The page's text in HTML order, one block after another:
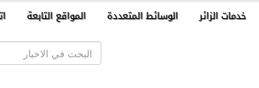
خدمات الزائر الوسائط المتعددة المواقع التابعة